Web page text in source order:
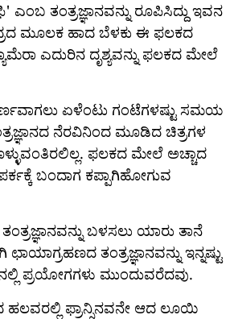
ತಂತ್ರಜ್ಞಾನವನ್ನು ರೂಪಿಸಿದ್ದು ಇವನ
ಮೂಲಕ ಹಾದ ಬೆಳಕು ಈ ಫಲಕದ
ಎದುರಿನ ದೃಶ್ಯವನ್ನು ಫಲಕದ ಮೇಲೆ
ಏಳೆಂಟು ಗಂಟೆಗಳಷ್ಟು ಸಮಯ
ನೆರವಿನಿಂದ ಮೂಡಿದ ಚಿತ್ರಗಳ
ಫಲಕದ ಮೇಲೆ ಅಚ್ಚಾದ
ಬಂದಾಗ ಕಪ್ಪಾಗಿಹೋಗುವ
ಬಳಸಲು ಯಾರು ತಾನೆ
ಛಾಯಾಗ್ರಹಣದ ತಂತ್ರಜ್ಞಾನವನ್ನು ಇನ್ನಷ್ಟು
ಪ್ರಯೋಗಗಳು ಮುಂದುವರೆದವು.
ಫ್ರಾನ್ಸಿನವನೇ ಆದ ಲೂಯಿ